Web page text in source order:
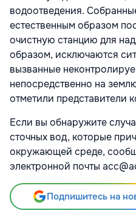
водоотведения.
естественным образом
очистную станцию для
образом, исключаются
вызванные
непосредственно на
отметили представители
Если вы обнаружите
сточных вод, которые
окружающей среде,
электронной почты
Подпишитесь на